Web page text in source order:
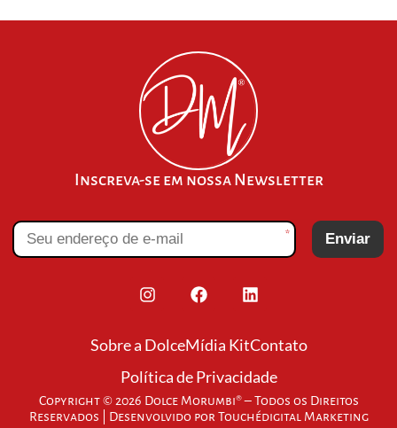
Inscreva-se em nossa Newsletter
* Enviar
Sobre a DolceMídia KitContato
Política de Privacidade
Copyright © 2026 Dolce Morumbi® – Todos os Direitos
Reservados | Desenvolvido por Touchédigital Marketing